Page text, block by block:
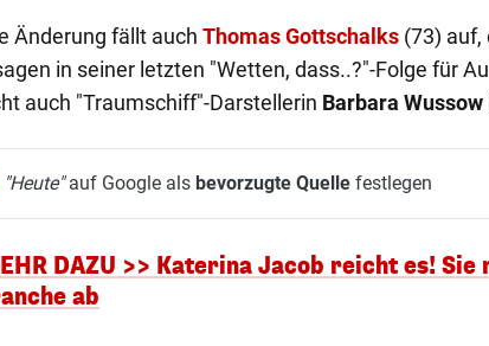
Änderung fällt auch Thomas Gottschalks(73) auf,
in seiner letzten "Wetten, dass..?"-Folge für
auch "Traumschiff"-Darstellerin Barbara Wussow
"Heute"auf Google als bevorzugte Quellefestlegen
DAZU >> Katerina Jacob reicht es!
ab